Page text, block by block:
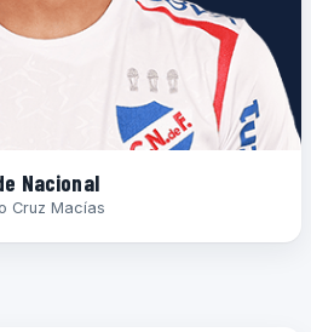
Nacional
Cruz Macías